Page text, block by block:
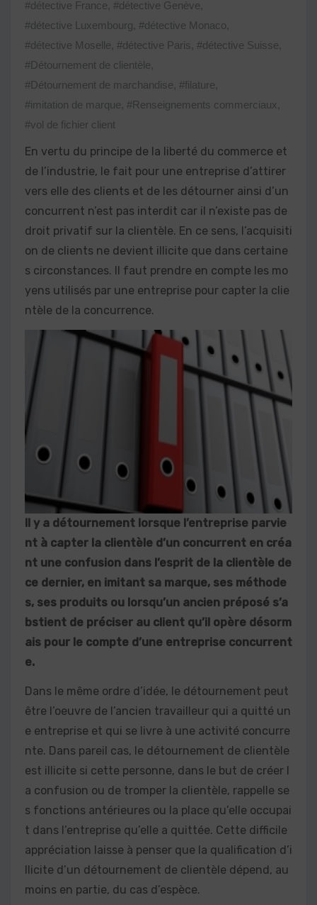
#détective France, #détective Genève,
#détective Luxembourg, #détective Monaco,
#détective Moselle, #détective Paris, #détective Suisse,
#Détournement de clientèle,
#Détournement de marchandise, #filature,
#imitation de marque, #Renseignements commerciaux,
#vol de fichier client
En vertu du principe de la liberté du commerce et
de l’industrie, le fait pour une entreprise d’attirer
vers elle des clients et de les détourner ainsi d’un
concurrent n’est pas interdit car il n’existe pas de
droit privatif sur la clientèle. En ce sens, l’acquisiti
on de clients ne devient illicite que dans certaine
s circonstances. Il faut prendre en compte les mo
yens utilisés par une entreprise pour capter la clie
ntèle de la concurrence.
Il y a détournement lorsque l’entreprise parvie
nt à capter la clientèle d’un concurrent en créa
nt une confusion dans l’esprit de la clientèle de
ce dernier, en imitant sa marque, ses méthode
s, ses produits ou lorsqu’un ancien préposé s’a
bstient de préciser au client qu’il opère désorm
ais pour le compte d’une entreprise concurrent
e.
Dans le même ordre d’idée, le détournement peut
être l’oeuvre de l’ancien travailleur qui a quitté un
e entreprise et qui se livre à une activité concurre
nte. Dans pareil cas, le détournement de clientèle
est illicite si cette personne, dans le but de créer l
a confusion ou de tromper la clientèle, rappelle se
s fonctions antérieures ou la place qu’elle occupai
t dans l’entreprise qu’elle a quittée. Cette difficile
appréciation laisse à penser que la qualification d’i
llicite d’un détournement de clientèle dépend, au
moins en partie, du cas d’espèce.